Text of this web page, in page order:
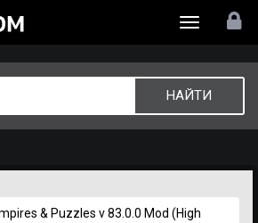
Toggle
& Puzzles v 83.0.0 Mod (High